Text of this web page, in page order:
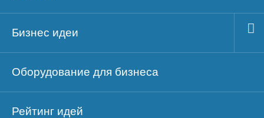
Бизнес идеи
Оборудование для бизнеса
Рейтинг идей